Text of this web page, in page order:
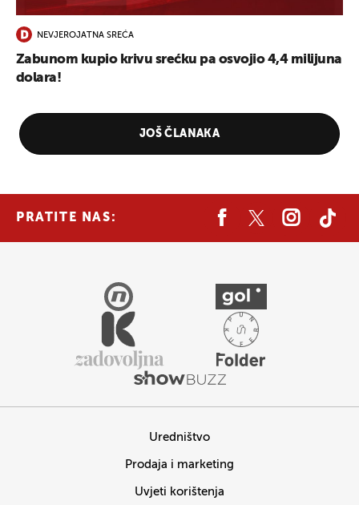
NEVJEROJATNA SREĆA
Zabunom kupio krivu srećku pa osvojio 4,4 milijuna
dolara!
JOŠ ČLANAKA
PRATITE NAS:
Uredništvo
Prodaja i marketing
Uvjeti korištenja